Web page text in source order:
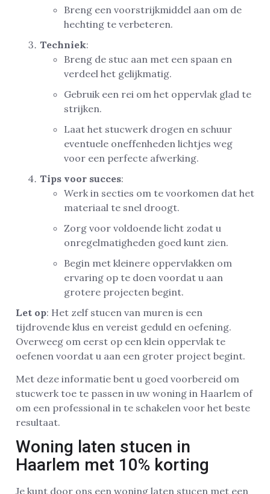
Breng een voorstrijkmiddel aan om de
hechting te verbeteren.
Techniek:
Breng de stuc aan met een spaan en
verdeel het gelijkmatig.
Gebruik een rei om het oppervlak glad te
strijken.
Laat het stucwerk drogen en schuur
eventuele oneffenheden lichtjes weg
voor een perfecte afwerking.
Tips voor succes:
Werk in secties om te voorkomen dat het
materiaal te snel droogt.
Zorg voor voldoende licht zodat u
onregelmatigheden goed kunt zien.
Begin met kleinere oppervlakken om
ervaring op te doen voordat u aan
grotere projecten begint.
Let op: Het zelf stucen van muren is een
tijdrovende klus en vereist geduld en oefening.
Overweeg om eerst op een klein oppervlak te
oefenen voordat u aan een groter project begint.
Met deze informatie bent u goed voorbereid om
stucwerk toe te passen in uw woning in Haarlem of
om een professional in te schakelen voor het beste
resultaat.
Woning laten stucen in
Haarlem met 10% korting
Je kunt door ons een woning laten stucen met een